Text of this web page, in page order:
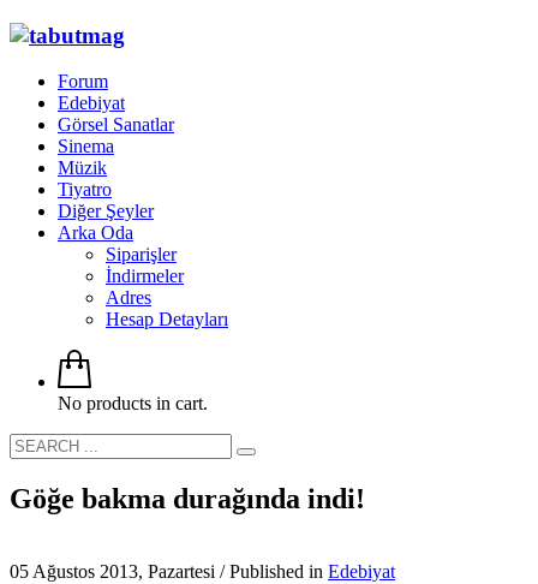
Forum
Edebiyat
Görsel Sanatlar
Sinema
Müzik
Tiyatro
Diğer Şeyler
Arka Oda
Siparişler
İndirmeler
Adres
Hesap Detayları
No products in cart.
Göğe bakma durağında indi!
05 Ağustos 2013, Pazartesi /Published in Edebiyat